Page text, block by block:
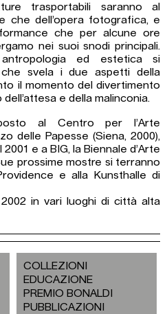
trasportabili saranno al
che dell’opera fotografica, e
che per alcune ore
nei suoi snodi principali.
ed estetica si
svela i due aspetti della
il momento del divertimento
e della malinconia.
al Centro per l’Arte
delle Papesse (Siena, 2000),
e a BIG, la Biennale d’Arte
prossime mostre si terranno
e alla Kunsthalle di
in vari luoghi di città alta
COLLEZIONI
EDUCAZIONE
PREMIO BONALDI
PUBBLICAZIONI